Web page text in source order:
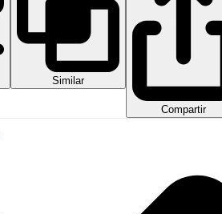
Similar
Compartir